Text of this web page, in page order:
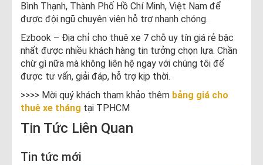
Bình Thạnh, Thành Phố Hồ Chí Minh, Việt Nam để
được đội ngũ chuyên viên hỗ trợ nhanh chóng.
Ezbook – Địa chỉ cho thuê xe 7 chỗ uy tín giá rẻ bậc
nhất được nhiều khách hàng tin tưởng chọn lựa. Chần
chừ gì nữa mà không liên hệ ngay với chúng tôi để
được tư vấn, giải đáp, hỗ trợ kịp thời.
>>>> Mời quý khách tham khảo thêm bảng giá cho
thuê xe tháng tại TPHCM
Tin Tức Liên Quan
Tin tức mới